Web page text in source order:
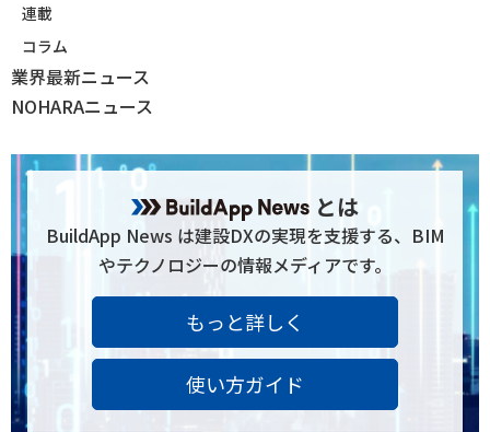
連載
コラム
業界最新ニュース
NOHARAニュース
とは
BuildApp News は建設DXの実現を支援する、BIM
やテクノロジーの情報メディアです。
もっと詳しく
使い方ガイド